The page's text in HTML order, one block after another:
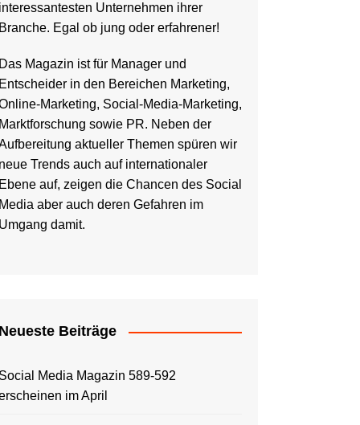
interessantesten Unternehmen ihrer
Branche. Egal ob jung oder erfahrener!
Das Magazin ist für Manager und
Entscheider in den Bereichen Marketing,
Marketing, Social-Media-Marketing,
Marktforschung sowie PR. Neben der
aktueller Themen spüren wir
neue Trends auch auf internationaler
Ebene auf, zeigen die Chancen des Social
Media aber auch deren Gefahren im
Umgang damit.
Neueste Beiträge
Social Media Magazin 589-592
im April